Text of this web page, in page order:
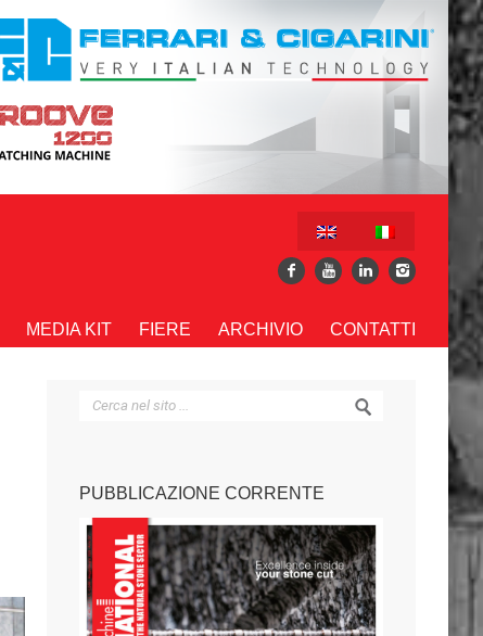
MEDIA KIT FIERE ARCHIVIO CONTATTI
PUBBLICAZIONE CORRENTE